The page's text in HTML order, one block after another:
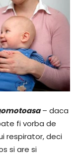
– daca
fi vorba de
respirator, deci
si are si